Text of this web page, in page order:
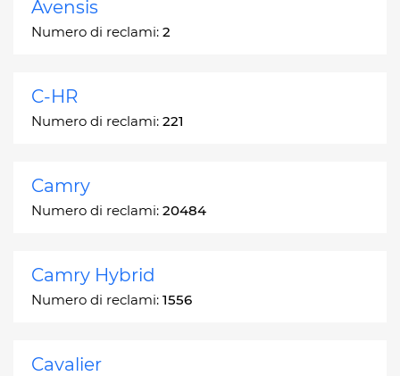
Avensis
Numero di reclami: 2
C-HR
Numero di reclami: 221
Camry
Numero di reclami: 20484
Camry Hybrid
Numero di reclami: 1556
Cavalier